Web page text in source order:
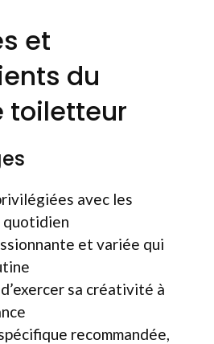
et
du
toiletteur
avec les
quotidien
et variée qui
sa créativité à
recommandée,